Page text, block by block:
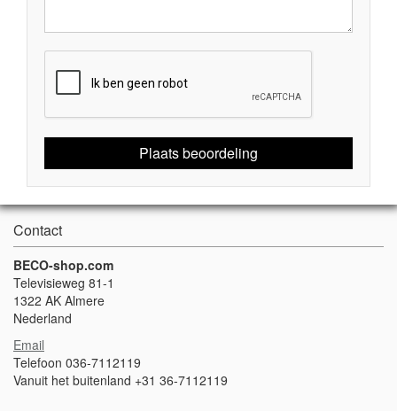
Plaats beoordeling
Contact
BECO-shop.com
Televisieweg 81-1
1322 AK Almere
Nederland
Email
Telefoon 036-7112119
Vanuit het buitenland +31 36-7112119